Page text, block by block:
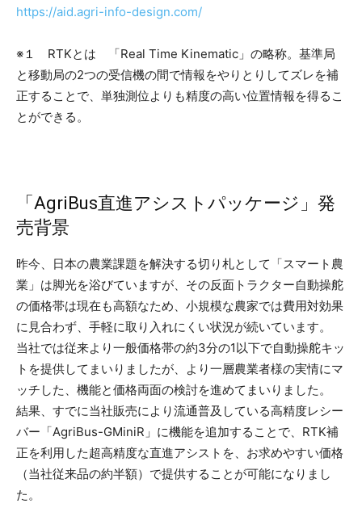
https://aid.agri-info-design.com/
※１ RTKとは 「Real Time Kinematic」の略称。基準局
と移動局の2つの受信機の間で情報をやりとりしてズレを補
正することで、単独測位よりも精度の高い位置情報を得るこ
とができる。
「AgriBus直進アシストパッケージ」発
売背景
昨今、日本の農業課題を解決する切り札として「スマート農
業」は脚光を浴びていますが、その反面トラクター自動操舵
の価格帯は現在も高額なため、小規模な農家では費用対効果
に見合わず、手軽に取り入れにくい状況が続いています。
当社では従来より一般価格帯の約3分の1以下で自動操舵キッ
トを提供してまいりましたが、より一層農業者様の実情にマ
ッチした、機能と価格両面の検討を進めてまいりました。
結果、すでに当社販売により流通普及している高精度レシー
バー「AgriBus-GMiniR」に機能を追加することで、RTK補
正を利用した超高精度な直進アシストを、お求めやすい価格
（当社従来品の約半額）で提供することが可能になりまし
た。